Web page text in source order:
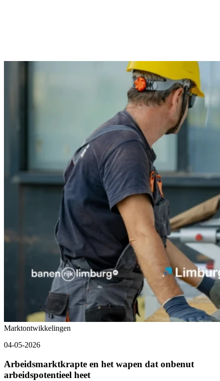
Marktontwikkelingen
04-05-2026
Arbeidsmarktkrapte en het wapen dat onbenut
arbeidspotentieel heet